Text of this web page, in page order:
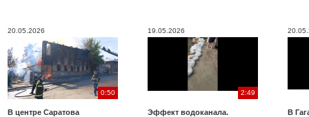
20.05.2026
0:50
В центре Саратова
19.05.2026
2:49
Эффект водоканала.
В